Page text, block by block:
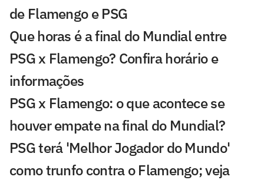
de Flamengo e PSG
Que horas é a final do Mundial entre
PSG x Flamengo? Confira horário e
informações
PSG x Flamengo: o que acontece se
houver empate na final do Mundial?
PSG terá 'Melhor Jogador do Mundo'
como trunfo contra o Flamengo; veja